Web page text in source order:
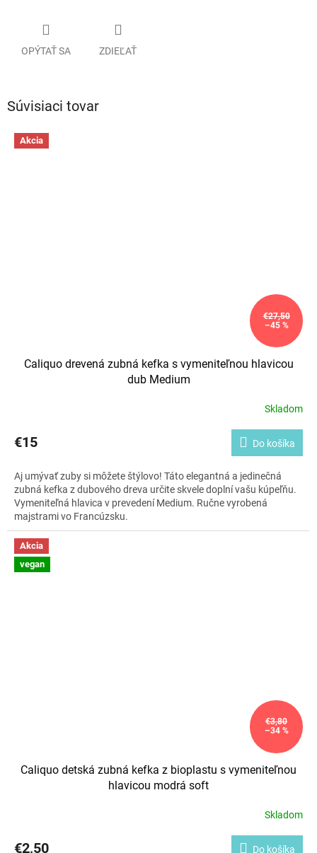
OPÝTAŤ SA ZDIEĽAŤ
Súvisiaci tovar
Akcia
€27,50
–45 %
Caliquo drevená zubná kefka s vymeniteľnou hlavicou
dub Medium
Skladom
€15 Do košíka
Aj umývať zuby si môžete štýlovo! Táto elegantná a jedinečná
zubná kefka z dubového dreva určite skvele doplní vašu kúpeľňu.
Vymeniteľná hlavica v prevedení Medium. Ručne vyrobená
majstrami vo Francúzsku.
Akcia
vegan
€3,80
–34 %
Caliquo detská zubná kefka z bioplastu s vymeniteľnou
hlavicou modrá soft
Skladom
€2,50 Do košíka